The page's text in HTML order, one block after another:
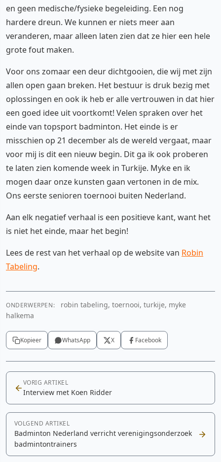
en geen medische/fysieke begeleiding. Een nog
hardere dreun. We kunnen er niets meer aan
veranderen, maar alleen laten zien dat ze hier een hele
grote fout maken.
Voor ons zomaar een deur dichtgooien, die wij met zijn
allen open gaan breken. Het bestuur is druk bezig met
oplossingen en ook ik heb er alle vertrouwen in dat hier
een goed idee uit voortkomt! Velen spraken over het
einde van topsport badminton. Het einde is er
misschien op 21 december als de wereld vergaat, maar
voor mij is dit een nieuw begin. Dit ga ik ook proberen
te laten zien komende week in Turkije. Myke en ik
mogen daar onze kunsten gaan vertonen in de mix.
Ons eerste senioren toernooi buiten Nederland.
Aan elk negatief verhaal is een positieve kant, want het
is niet het einde, maar het begin!
Lees de rest van het verhaal op de website van Robin
Tabeling.
ONDERWERPEN:
robin tabeling, toernooi, turkije, myke
halkema
Kopieer WhatsApp X Facebook
VORIG ARTIKEL
Interview met Koen Ridder
VOLGEND ARTIKEL
Badminton Nederland verricht verenigingsonderzoek
badmintontrainers